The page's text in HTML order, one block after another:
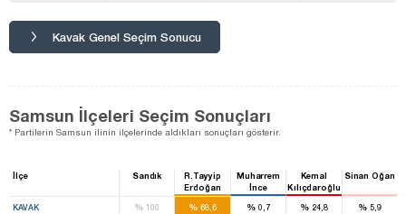
Kavak Genel Seçim Sonucu
Samsun İlçeleri Seçim Sonuçları
* Partilerin Samsun ilinin ilçelerinde aldıkları sonuçları gösterir.
İlçe Sandık
R.Tayyip
Erdoğan
Muharrem
İnce
Kemal
Kılıçdaroğlu
Sinan Oğan
KAVAK % 100 % 68,6 % 0,7 % 24,8 %5,9